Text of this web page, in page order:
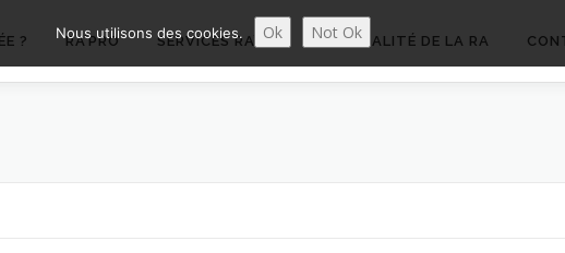
? RA’PRO SERVICES RA’PRO ACTUALITÉ DE LA RA
Nous utilisons des cookies. Ok Not Ok